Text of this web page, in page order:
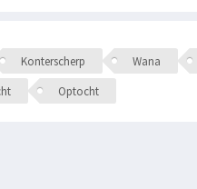
Konterscherp Wana
Optocht